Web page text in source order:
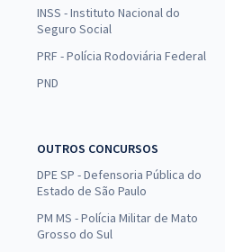
INSS - Instituto Nacional do
Seguro Social
PRF - Polícia Rodoviária Federal
PND
OUTROS CONCURSOS
DPE SP - Defensoria Pública do
Estado de São Paulo
PM MS - Polícia Militar de Mato
Grosso do Sul